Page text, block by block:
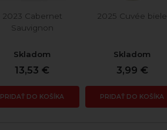
2023 Cabernet
Sauvignon
Skladom
13,53 €
PRIDAŤ DO KOŠÍKA
2025 Cuvée biele
Skladom
3,99 €
PRIDAŤ DO KOŠÍKA